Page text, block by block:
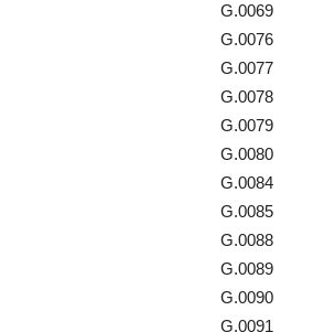
G.0069
G.0076
G.0077
G.0078
G.0079
G.0080
G.0084
G.0085
G.0088
G.0089
G.0090
G.0091